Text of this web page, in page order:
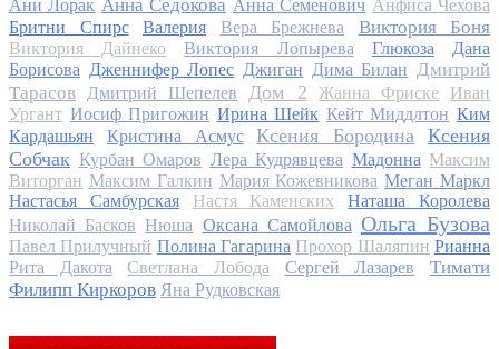
Ани Лорак Анна Седокова Анна Семенович Анфиса Чехова
Бритни Спирс
Валерия Вера Брежнева Виктория Боня
Виктория Дайнеко Виктория Лопырева Глюкоза
Дана
Борисова Дженнифер Лопес Джиган Дима Билан Дмитрий
Тарасов
Дмитрий Шепелев Дом 2 Жанна Фриске
Иван
Ургант Иосиф Пригожин Ирина Шейк Кейт Миддлтон Ким
Кардашьян
Кристина Асмус Ксения Бородина
Ксения
Собчак Курбан Омаров Лера Кудрявцева Мадонна Максим
Виторган Максим Галкин Мария Кожевникова Меган Маркл
Настасья Самбурская
Настя Каменских
Наташа Королева
Николай Басков Нюша Оксана Самойлова Ольга Бузова
Павел Прилучный Полина Гагарина Прохор Шаляпин Рианна
Рита Дакота
Светлана Лобода Сергей Лазарев
Тимати
Филипп Киркоров Яна Рудковская